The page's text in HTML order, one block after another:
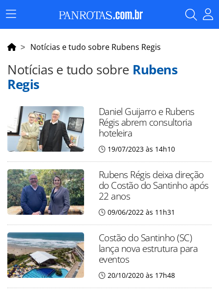
Menu
Principal
Notícias e tudo sobre Rubens Regis
Notícias e tudo sobre Rubens
Regis
Daniel Guijarro e Rubens
Régis abrem consultoria
hoteleira
19/07/2023 às 14h10
Rubens Régis deixa direção
do Costão do Santinho após
22 anos
09/06/2022 às 11h31
Costão do Santinho (SC)
lança nova estrutura para
eventos
20/10/2020 às 17h48